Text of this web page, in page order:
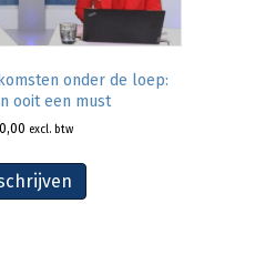
onder de loep:
ooit een must
excl. btw